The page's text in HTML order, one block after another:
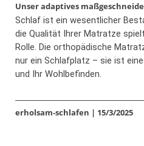
Unser adaptives
Schlaf ist ein wesentlicher
die Qualität Ihrer Matratze
Rolle. Die orthopädische
nur ein Schlafplatz – sie ist
und Ihr Wohlbefinden.
Mit ihrem innovativen Design
Technologien bietet sie alles,
Schlaf brauchen. Die
erholsam-schlafen | 15/3/2025